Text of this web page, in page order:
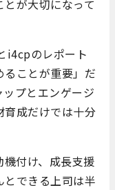
が大切になって
i4cpのレポート
ことが重要」だ
プとエンゲージ
育成だけでは十分
付け、成長支援
できる上司は半